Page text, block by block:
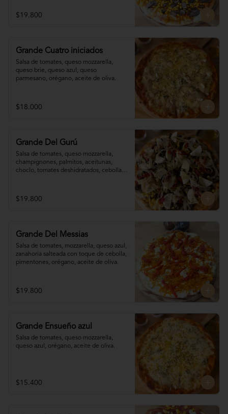
$19.800
Grande Cuatro iniciados
Salsa de tomates, queso mozzarella,
queso brie, queso azul, queso
parmesano, orégano, aceite de oliva.
$18.000
Grande Del Gurú
Salsa de tomates, queso mozzarella,
champignones, palmitos, aceitunas,
choclo, tomates deshidratados, cebolla
$19.800
Grande Del Messias
Salsa de tomates, mozzarella, queso azul,
zanahoria salteada con toque de cebolla,
pimentones, orégano, aceite de oliva.
$19.800
Grande Ensueño azul
Salsa de tomates, queso mozzarella,
queso azul, orégano, aceite de oliva.
$15.400